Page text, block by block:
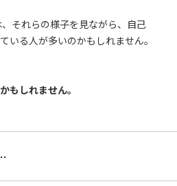
それらの様子を見ながら、自己
る人が多いのかもしれません。
もしれません。